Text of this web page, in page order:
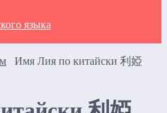
языка
Имя Лия по китайски 利婭